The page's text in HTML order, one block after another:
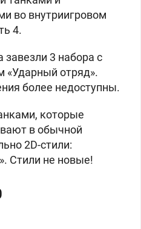
во внутриигровом
4.
завезли 3 набора с
«Ударный отряд».
более недоступны.
которые
в обычной
2D-стили:
Стили не новые!